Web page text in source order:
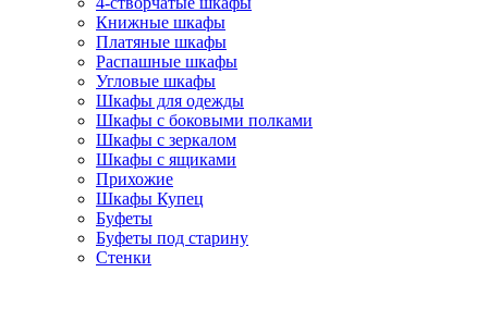
Книжные шкафы
Платяные шкафы
Распашные шкафы
Угловые шкафы
Шкафы для одежды
Шкафы с боковыми полками
Шкафы с зеркалом
Шкафы с ящиками
Прихожие
Шкафы Купец
Буфеты
Буфеты под старину
Стенки